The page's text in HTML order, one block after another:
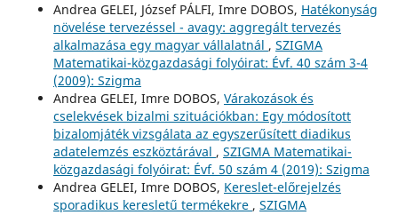
Andrea GELEI, József PÁLFI, Imre DOBOS, Hatékonyság
növelése tervezéssel - avagy: aggregált tervezés
alkalmazása egy magyar vállalatnál , SZIGMA
Matematikai-közgazdasági folyóirat: Évf. 40 szám 3-4
(2009): Szigma
Andrea GELEI, Imre DOBOS, Várakozások és
cselekvések bizalmi szituációkban: Egy módosított
bizalomjáték vizsgálata az egyszerűsített diadikus
adatelemzés eszköztárával , SZIGMA Matematikai-
közgazdasági folyóirat: Évf. 50 szám 4 (2019): Szigma
Andrea GELEI, Imre DOBOS, Kereslet-előrejelzés
sporadikus keresletű termékekre , SZIGMA